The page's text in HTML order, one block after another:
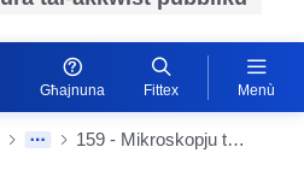
Għajnuna Fittex Menù
159 - Mikroskopju tal-elettroni tal-iskennjar bil-kamera EBSD